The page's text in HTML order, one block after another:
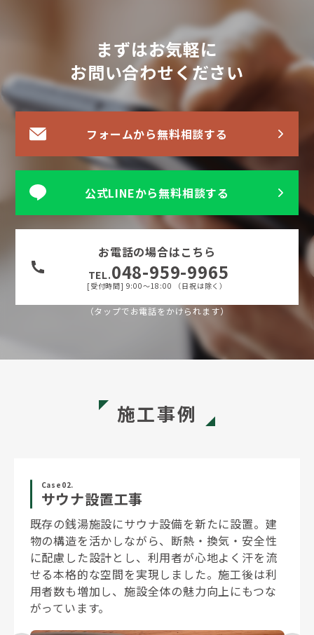
まずはお気軽に
お問い合わせください
フォームから無料相談する
公式LINEから無料相談する
お電話の場合はこちら
TEL.048-959-9965
[受付時間] 9:00〜18:00 （日祝は除く）
（タップでお電話をかけられます）
施工事例
Case02.
サウナ設置工事
既存の銭湯施設にサウナ設備を新たに設置。建
物の構造を活かしながら、断熱・換気・安全性
に配慮した設計とし、利用者が心地よく汗を流
せる本格的な空間を実現しました。施工後は利
用者数も増加し、施設全体の魅力向上にもつな
がっています。